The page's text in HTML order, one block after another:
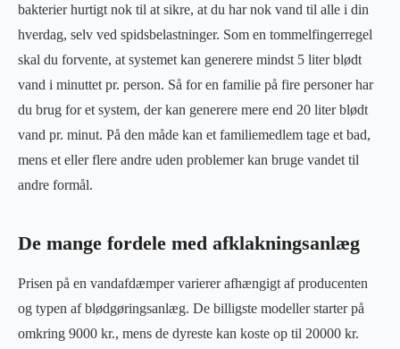
bakterier hurtigt nok til at sikre, at du har nok vand til alle i din
hverdag, selv ved spidsbelastninger. Som en tommelfingerregel
skal du forvente, at systemet kan generere mindst 5 liter blødt
vand i minuttet pr. person. Så for en familie på fire personer har
du brug for et system, der kan generere mere end 20 liter blødt
vand pr. minut. På den måde kan et familiemedlem tage et bad,
mens et eller flere andre uden problemer kan bruge vandet til
andre formål.
De mange fordele med afklakningsanlæg
Prisen på en vandafdæmper varierer afhængigt af producenten
og typen af blødgøringsanlæg. De billigste modeller starter på
omkring 9000 kr., mens de dyreste kan koste op til 20000 kr.